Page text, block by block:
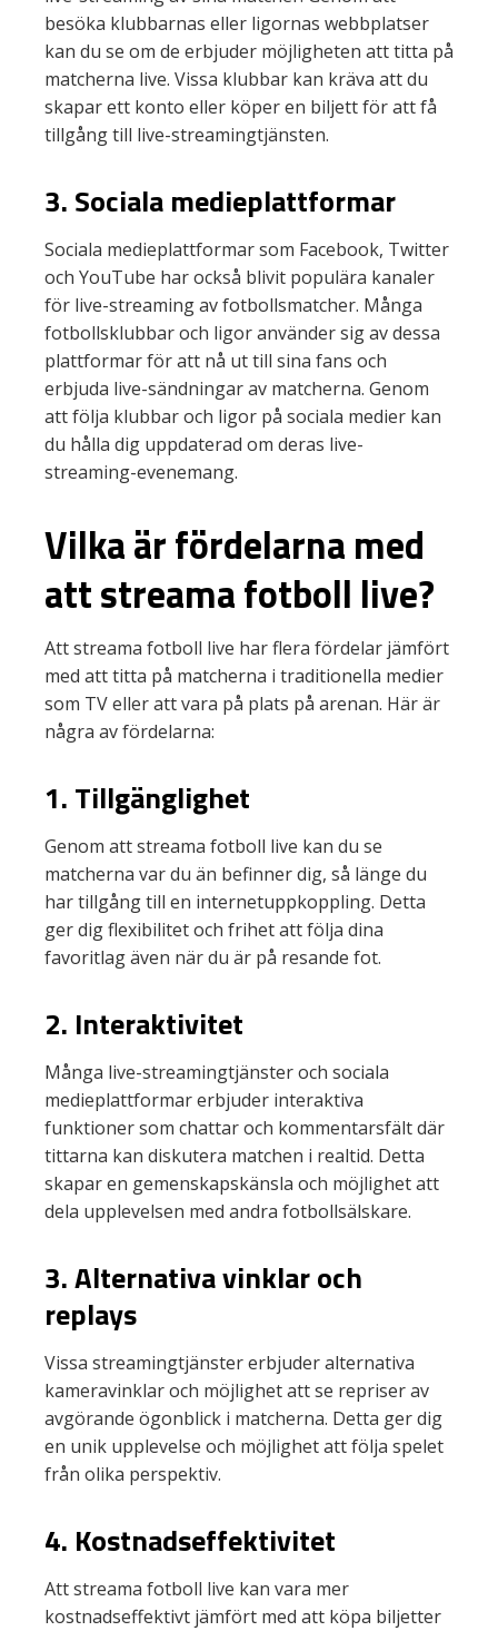
besöka klubbarnas eller ligornas webbplatser
kan du se om de erbjuder möjligheten att titta på
matcherna live. Vissa klubbar kan kräva att du
skapar ett konto eller köper en biljett för att få
tillgång till live-streamingtjänsten.
3. Sociala medieplattformar
Sociala medieplattformar som Facebook, Twitter
och YouTube har också blivit populära kanaler
för live-streaming av fotbollsmatcher. Många
fotbollsklubbar och ligor använder sig av dessa
plattformar för att nå ut till sina fans och
erbjuda live-sändningar av matcherna. Genom
att följa klubbar och ligor på sociala medier kan
du hålla dig uppdaterad om deras live-
streaming-evenemang.
Vilka är fördelarna med
att streama fotboll live?
Att streama fotboll live har flera fördelar jämfört
med att titta på matcherna i traditionella medier
som TV eller att vara på plats på arenan. Här är
några av fördelarna:
1. Tillgänglighet
Genom att streama fotboll live kan du se
matcherna var du än befinner dig, så länge du
har tillgång till en internetuppkoppling. Detta
ger dig flexibilitet och frihet att följa dina
favoritlag även när du är på resande fot.
2. Interaktivitet
Många live-streamingtjänster och sociala
medieplattformar erbjuder interaktiva
funktioner som chattar och kommentarsfält där
tittarna kan diskutera matchen i realtid. Detta
skapar en gemenskapskänsla och möjlighet att
dela upplevelsen med andra fotbollsälskare.
3. Alternativa vinklar och
replays
Vissa streamingtjänster erbjuder alternativa
kameravinklar och möjlighet att se repriser av
avgörande ögonblick i matcherna. Detta ger dig
en unik upplevelse och möjlighet att följa spelet
från olika perspektiv.
4. Kostnadseffektivitet
Att streama fotboll live kan vara mer
kostnadseffektivt jämfört med att köpa biljetter